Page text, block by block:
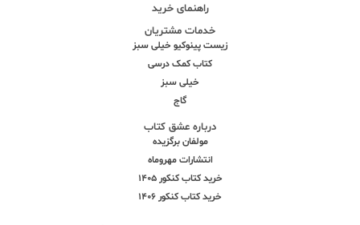
راهنمای خرید
خدمات مشتریان
زیست پینوکیو خیلی سبز
کتاب کمک درسی
خیلی سبز
گاج
درباره عشق کتاب
مولفان برگزیده
انتشارات مهروماه
خرید کتاب کنکور 1405
خرید کتاب کنکور 1406